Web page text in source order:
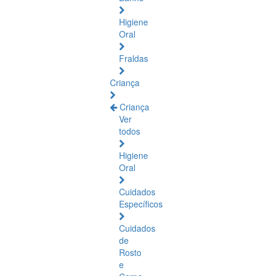
Higiene
Oral
Fraldas
Criança
Criança
Ver
todos
Higiene
Oral
Cuidados
Específicos
Cuidados
de
Rosto
e